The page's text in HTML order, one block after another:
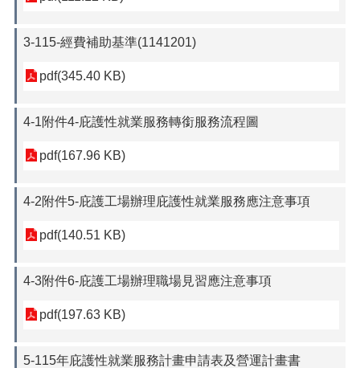
3-115-經費補助基準(1141201)
pdf(345.40 KB)
4-1附件4-庇護性就業服務轉銜服務流程圖
pdf(167.96 KB)
4-2附件5-庇護工場辦理庇護性就業服務應注意事項
pdf(140.51 KB)
4-3附件6-庇護工場辦理職場見習應注意事項
pdf(197.63 KB)
5-115年庇護性就業服務計畫申請表及營運計畫書